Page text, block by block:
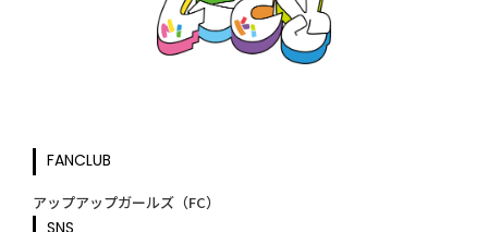
FANCLUB
アップアップガールズ（FC）